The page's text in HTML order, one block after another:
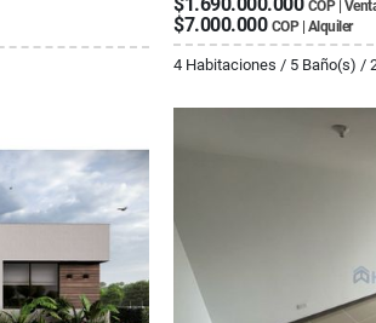
COP |
$7.000.000 COP | Alquiler
4 Habitaciones / 5 Baño(s) /